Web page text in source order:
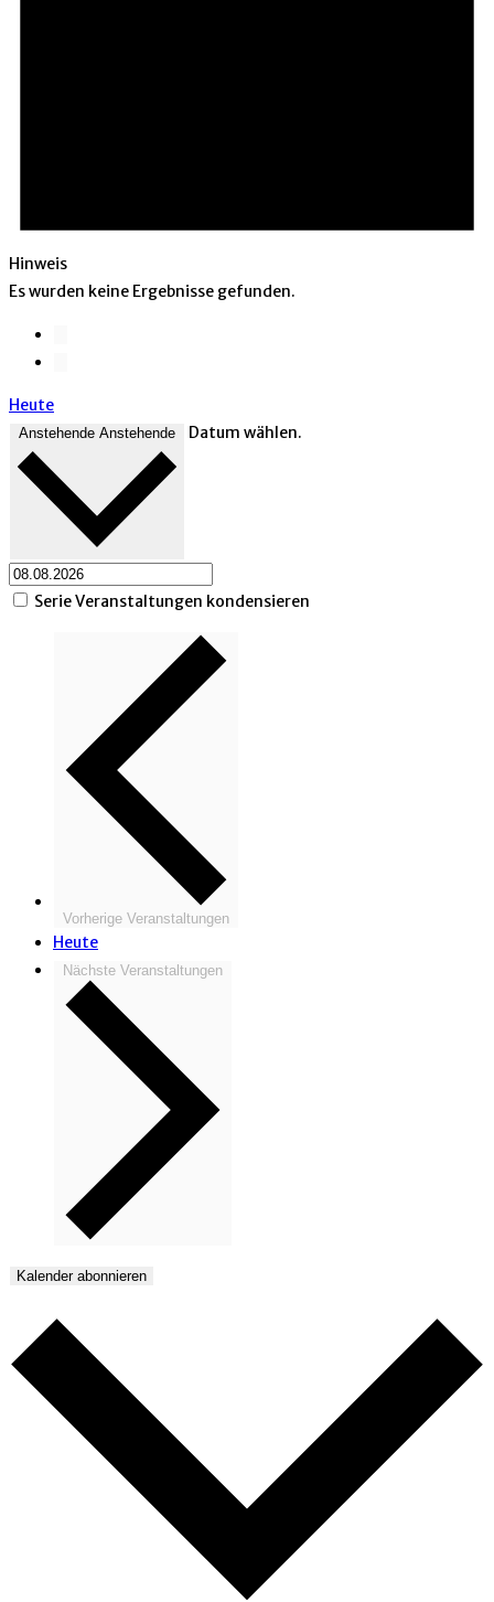
Hinweis
Es wurden keine Ergebnisse gefunden.
Heute
Anstehende Anstehende Datum wählen.
Serie Veranstaltungen kondensieren
Vorherige Veranstaltungen
Heute
Nächste Veranstaltungen
Kalender abonnieren